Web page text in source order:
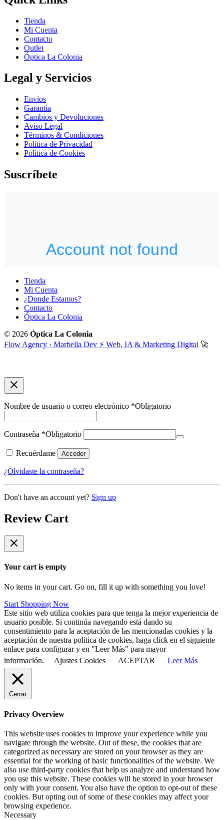
Tienda
Mi Cuenta
Contacto
Outlet
Óptica La Colonia
Legal y Servicios
Envíos
Garantía
Cambios y Devoluciones
Aviso Legal
Términos & Condiciones
Política de Privacidad
Política de Cookies
Suscríbete
Tienda
Mi Cuenta
¿Donde Estamos?
Contacto
Óptica La Colonia
© 2026 Óptica La Colonia
Flow Agency › Marbella Dev ⚡️ Web, IA & Marketing Digital 🚀
Nombre de usuario o correo electrónico *Obligatorio
Contraseña *Obligatorio
Recuérdame Acceder
¿Olvidaste la contraseña?
Don't have an account yet? Sign up
Review Cart
Your cart is empty
No items in your cart. Go on, fill it up with something you love!
Start Shopping Now
Este sitio web utiliza cookies para que tenga la mejor experiencia de
usuario posible. Si continúa navegando está dando su
consentimiento para la aceptación de las mencionadas cookies y la
aceptación de nuestra política de cookies, haga click en el siguiente
enlace para configurar y en "Leer Más" para mayor
información.
Ajustes Cookies ACEPTAR Leer Más
Cerrar
Privacy Overview
This website uses cookies to improve your experience while you
navigate through the website. Out of these, the cookies that are
categorized as necessary are stored on your browser as they are
essential for the working of basic functionalities of the website. We
also use third-party cookies that help us analyze and understand how
you use this website. These cookies will be stored in your browser
only with your consent. You also have the option to opt-out of these
cookies. But opting out of some of these cookies may affect your
browsing experience.
Necessary